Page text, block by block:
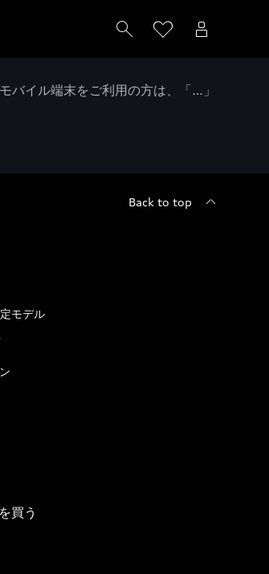
バイル端末をご利用の方は、「…」
Back to top
モデル
買う